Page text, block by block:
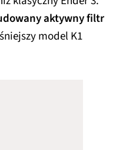
aktywny filtr
model K1